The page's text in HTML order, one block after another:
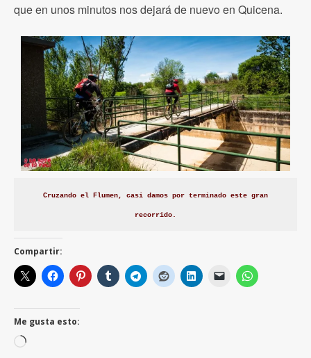
que en unos minutos nos dejará de nuevo en Quicena.
Cruzando el Flumen, casi damos por terminado este gran
recorrido.
Compartir:
Me gusta esto:
Cargando...